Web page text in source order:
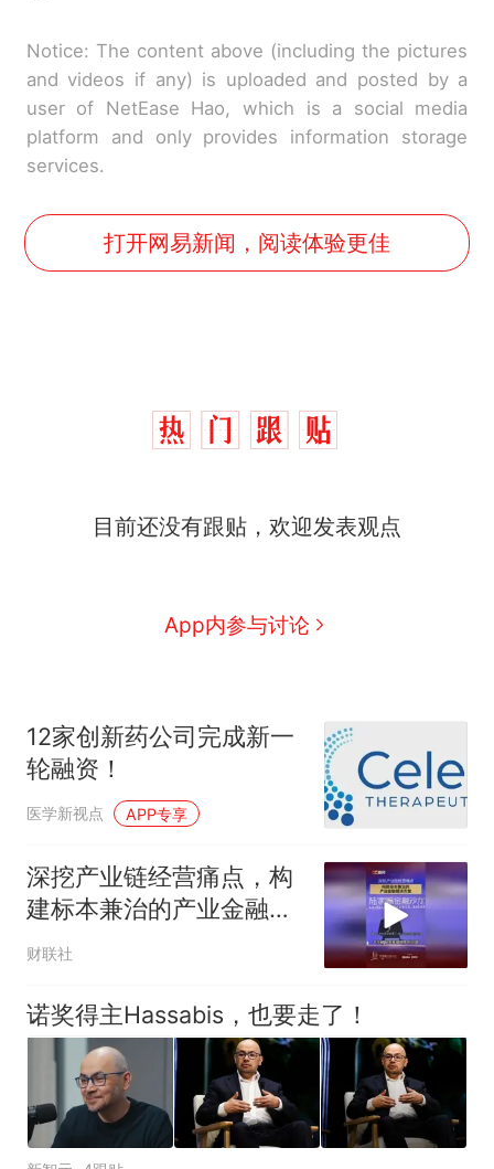
Notice: The content above (including the pictures
and videos if any) is uploaded and posted by a
user of NetEase Hao, which is a social media
platform and only provides information storage
services.
打开网易新闻，阅读体验更佳
目前还没有跟贴，欢迎发表观点
App内参与讨论
12家创新药公司完成新一
轮融资！
医学新视点 APP专享
深挖产业链经营痛点，构
建标本兼治的产业金融解
决方案
财联社
诺奖得主Hassabis，也要走了！